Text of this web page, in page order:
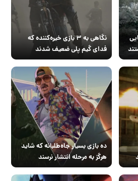
نگاهی به ۳ بازی خیره‌کننده که
فدای گیم پلی ضعیف شدند
ده بازی بسیار جاه‌طلبانه که شاید
هرگز به مرحله انتشار نرسند